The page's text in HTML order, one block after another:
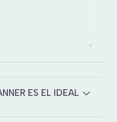
ES EL IDEAL